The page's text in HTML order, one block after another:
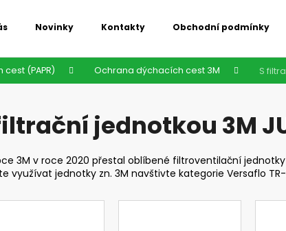
Novinky Kontakty Obchodní podmínky
(PAPR) Ochrana dýchacích cest 3M S
jednotkou 3M
3M v roce 2020 přestal oblíbené filtroventilační jednotky
využívat jednotky zn. 3M navštivte kategorie Versaflo
potřebujete najít?
HLEDAT